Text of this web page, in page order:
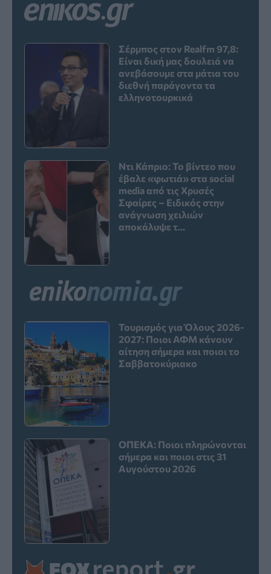
Σέρμπος στον Realfm 97,8:
Είναι δική μας δουλειά να
ανεβάσουμε στα μάτια του
διεθνή παράγοντα τα
ελληνοτουρκικά
Ντι Κάπριο: Το βίντεο που
έβαλε «φωτιά» στα social
media από τις Χρυσές
Σφαίρες – Ειδικός στην
ανάγνωση χειλιών
αποκάλυψε τ...
Τουρισμός για Όλους 2026-
2027: Ποιοι ΑΦΜ κάνουν
αίτηση σήμερα και ποιοι το
Σαββατοκύριακο
ΟΠΕΚΑ: Ποιοι πληρώνονται
σήμερα και ποιοι στις 31
Αυγούστου 2026